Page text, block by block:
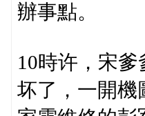
辦事點。
10時许，宋
坏了，一開